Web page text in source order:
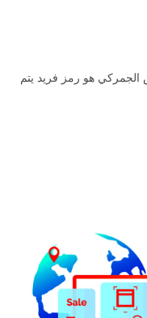
هو رمز فريد يتم